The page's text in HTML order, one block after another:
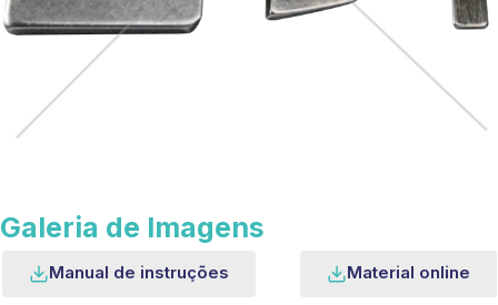
Galeria de Imagens
Manual de instruções Material online